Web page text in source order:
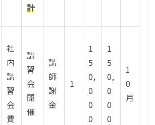
計
社
内
講
習
会
費
講
習
会
開
催
講
師
謝
金
1
1
5
0,
0
0
0
1
5
0,
0
0
0
1
0
月